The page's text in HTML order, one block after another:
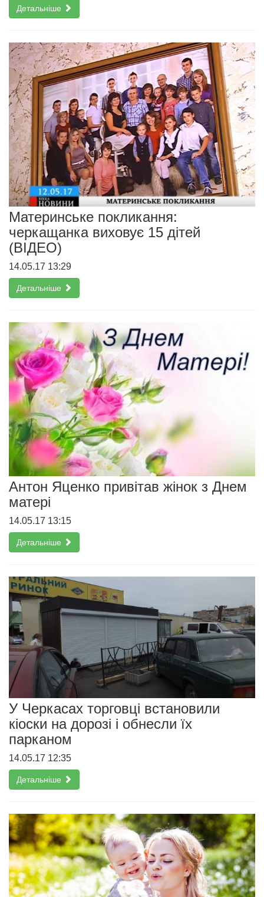
Детальніше
Материнське покликання:
черкащанка виховує 15 дітей
(ВІДЕО)
14.05.17 13:29
Детальніше
Антон Яценко привітав жінок з Днем
матері
14.05.17 13:15
Детальніше
У Черкасах торговці встановили
кіоски на дорозі і обнесли їх
парканом
14.05.17 12:35
Детальніше